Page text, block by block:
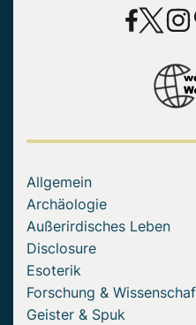
Allgemein
Archäologie
Außerirdisches Leben
Disclosure
Esoterik
Forschung &
Geister & Spuk